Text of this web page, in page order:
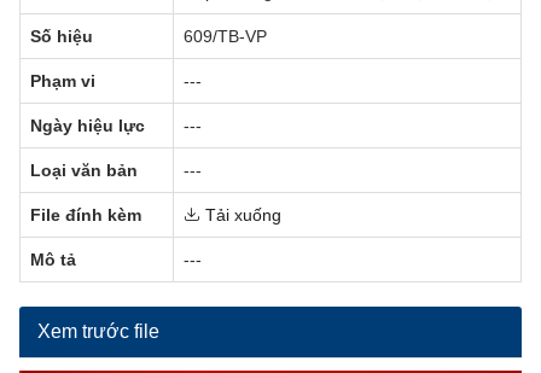
Số hiệu 609/TB-VP
Phạm vi ---
Ngày hiệu lực ---
Loại văn bản ---
File đính kèm Tải xuống
Mô tả ---
Xem trước file